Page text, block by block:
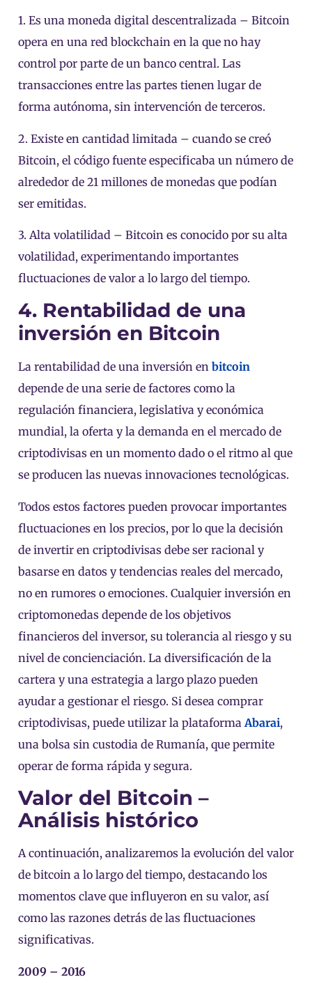
1. Es una moneda digital descentralizada – Bitcoin
opera en una red blockchain en la que no hay
control por parte de un banco central. Las
transacciones entre las partes tienen lugar de
forma autónoma, sin intervención de terceros.
2. Existe en cantidad limitada – cuando se creó
Bitcoin, el código fuente especificaba un número de
alrededor de 21 millones de monedas que podían
ser emitidas.
3. Alta volatilidad – Bitcoin es conocido por su alta
volatilidad, experimentando importantes
fluctuaciones de valor a lo largo del tiempo.
4. Rentabilidad de una
inversión en Bitcoin
La rentabilidad de una inversión en bitcoin
depende de una serie de factores como la
regulación financiera, legislativa y económica
mundial, la oferta y la demanda en el mercado de
criptodivisas en un momento dado o el ritmo al que
se producen las nuevas innovaciones tecnológicas.
Todos estos factores pueden provocar importantes
fluctuaciones en los precios, por lo que la decisión
de invertir en criptodivisas debe ser racional y
basarse en datos y tendencias reales del mercado,
no en rumores o emociones. Cualquier inversión en
criptomonedas depende de los objetivos
financieros del inversor, su tolerancia al riesgo y su
nivel de concienciación. La diversificación de la
cartera y una estrategia a largo plazo pueden
ayudar a gestionar el riesgo. Si desea comprar
criptodivisas, puede utilizar la plataforma Abarai,
una bolsa sin custodia de Rumanía, que permite
operar de forma rápida y segura.
Valor del Bitcoin –
Análisis histórico
A continuación, analizaremos la evolución del valor
de bitcoin a lo largo del tiempo, destacando los
momentos clave que influyeron en su valor, así
como las razones detrás de las fluctuaciones
significativas.
2009 – 2016